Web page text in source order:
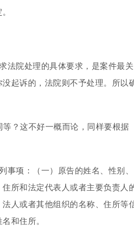
法院处理的具体要求，是案件最关
起诉的，法院则不予处理。所以
？这不好一概而论，同样要根据
事项：（一）原告的姓名、性别、
所和法定代表人或者主要负责人
人或者其他组织的名称、住所等
和住所。